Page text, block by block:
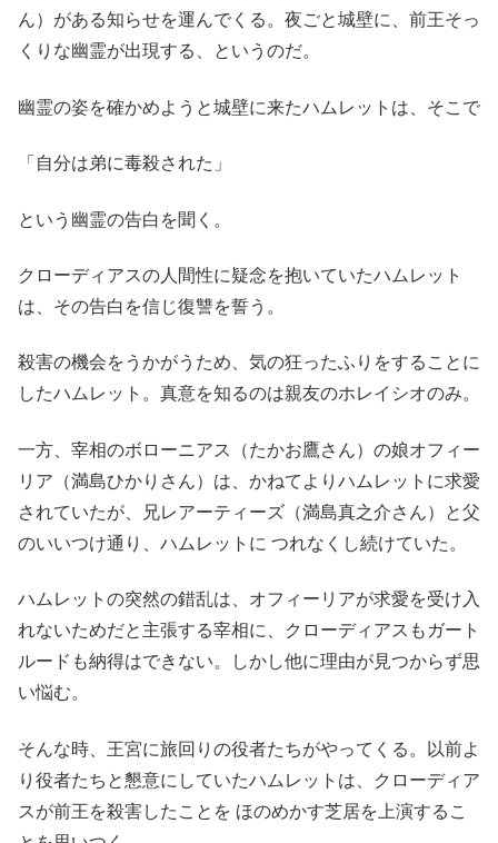
ん）がある知らせを運んでくる。夜ごと城壁に、前王そっ
くりな幽霊が出現する、というのだ。
幽霊の姿を確かめようと城壁に来たハムレットは、そこで
「自分は弟に毒殺された」
という幽霊の告白を聞く。
クローディアスの人間性に疑念を抱いていたハムレット
は、その告白を信じ復讐を誓う。
殺害の機会をうかがうため、気の狂ったふりをすることに
したハムレット。真意を知るのは親友のホレイシオのみ。
一方、宰相のボローニアス（たかお鷹さん）の娘オフィー
リア（満島ひかりさん）は、かねてよりハムレットに求愛
されていたが、兄レアーティーズ（満島真之介さん）と父
のいいつけ通り、ハムレットに つれなくし続けていた。
ハムレットの突然の錯乱は、オフィーリアが求愛を受け入
れないためだと主張する宰相に、クローディアスもガート
ルードも納得はできない。しかし他に理由が見つからず思
い悩む。
そんな時、王宮に旅回りの役者たちがやってくる。以前よ
り役者たちと懇意にしていたハムレットは、クローディア
スが前王を殺害したことを ほのめかす芝居を上演するこ